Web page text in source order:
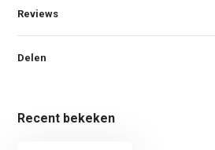
Reviews
Delen
Recent bekeken